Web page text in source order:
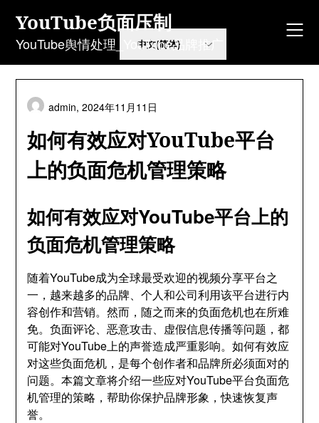
content
YouTube负面压制
YouTube舆情处理_YouTube品牌推广
如何有效应对YouTube平台
上的负面危机管理策略
admin,2024年11月11日
如何有效应对YouTube平台上的
负面危机管理策略
随着YouTube成为全球最受欢迎的视频分享平台之
一，越来越多的品牌、个人和公司利用该平台进行内
容创作和营销。然而，随之而来的负面危机也在所难
免。负面评论、恶意攻击、虚假信息传播等问题，都
可能对YouTube上的声誉造成严重影响。如何有效应
对这些负面危机，是每个创作者和品牌所必须面对的
问题。本篇文章将介绍一些应对YouTube平台负面危
机管理的策略，帮助你保护品牌形象，快速恢复声
誉。